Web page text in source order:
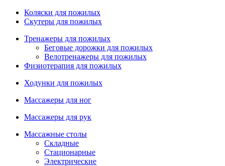
Коляски для пожилых
Скутеры для пожилых
Тренажеры для пожилых
Беговые дорожки для пожилых
Велотренажеры для пожилых
Физиотерапия для пожилых
Ходунки для пожилых
Массажеры для ног
Массажеры для рук
Массажные столы
Складные
Стационарные
Электрические